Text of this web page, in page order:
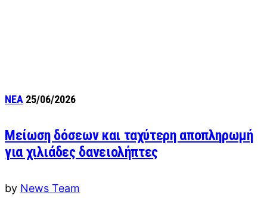
ΝΕΑ 25/06/2026
Μείωση δόσεων και ταχύτερη αποπληρωμή
για χιλιάδες δανειολήπτες
by News Team